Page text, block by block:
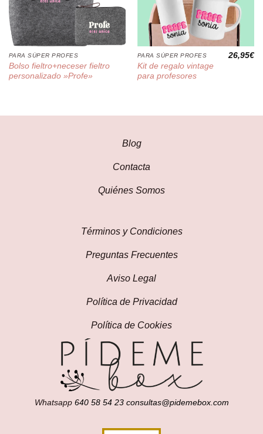
PARA SÚPER PROFES
Bolso fieltro+neceser fieltro
personalizado »Profe»
PARA SÚPER PROFES
Kit de regalo vintage
para profesores
26,95€
Términos y Condiciones
Preguntas Frecuentes
Aviso Legal
Política de Privacidad
Política de Cookies
Blog
Contacta
Quiénes Somos
Whatsapp 640 58 54 23 consultas@pidemebox.com